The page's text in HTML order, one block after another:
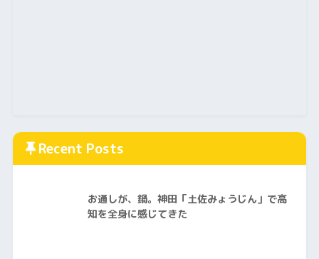
Recent Posts
お通しが、鍋。神田「土佐みょうじん」で高
知を全身に感じてきた